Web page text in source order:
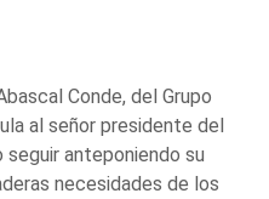
Conde, del Grupo
al señor presidente del
seguir anteponiendo su
necesidades de los